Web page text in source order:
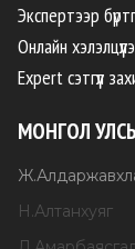
Экспертээр
Онлайн
Expert сэтгүүл
МОНГОЛ
Ж.
Н.Алтанхуяг